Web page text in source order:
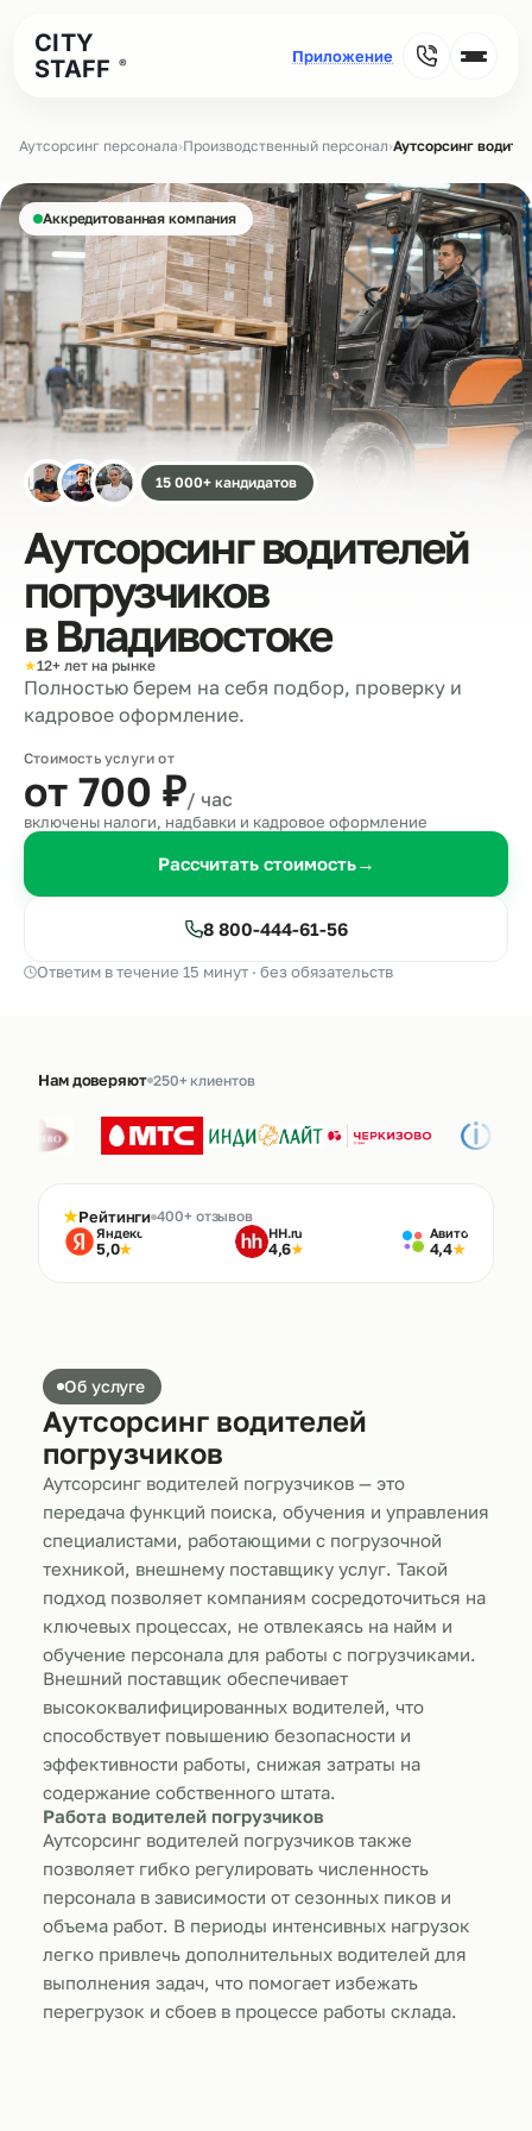
CITY
STAFF
®
Аутсорсинг персонала›Производственный персонал›Аутсорсинг
Аккредитованная компания
15 000+ кандидатов
Аутсорсинг водителей
погрузчиков
в Владивостоке
★12+ лет на рынке
Полностью берем на себя подбор, проверку и
кадровое оформление.
Стоимость услуги от
от 700 ₽/ час
включены налоги, надбавки и кадровое оформление
Рассчитать стоимость→
8 800-444-61-56
Ответим в течение 15 минут · без обязательств
Нам доверяют 250+ клиентов
★Рейтинги 400+ отзывов
Яндекс
5,0★
HH.ru
4,6★
Авито
4,4★
Об услуге
Аутсорсинг водителей
погрузчиков
Аутсорсинг водителей погрузчиков — это
передача функций поиска, обучения и управления
специалистами, работающими с погрузочной
техникой, внешнему поставщику услуг. Такой
подход позволяет компаниям сосредоточиться на
ключевых процессах, не отвлекаясь на найм и
обучение персонала для работы с погрузчиками.
Внешний поставщик обеспечивает
высококвалифицированных водителей, что
способствует повышению безопасности и
эффективности работы, снижая затраты на
содержание собственного штата.
Работа водителей погрузчиков
Аутсорсинг водителей погрузчиков также
позволяет гибко регулировать численность
персонала в зависимости от сезонных пиков и
объема работ. В периоды интенсивных нагрузок
легко привлечь дополнительных водителей для
выполнения задач, что помогает избежать
перегрузок и сбоев в процессе работы склада.